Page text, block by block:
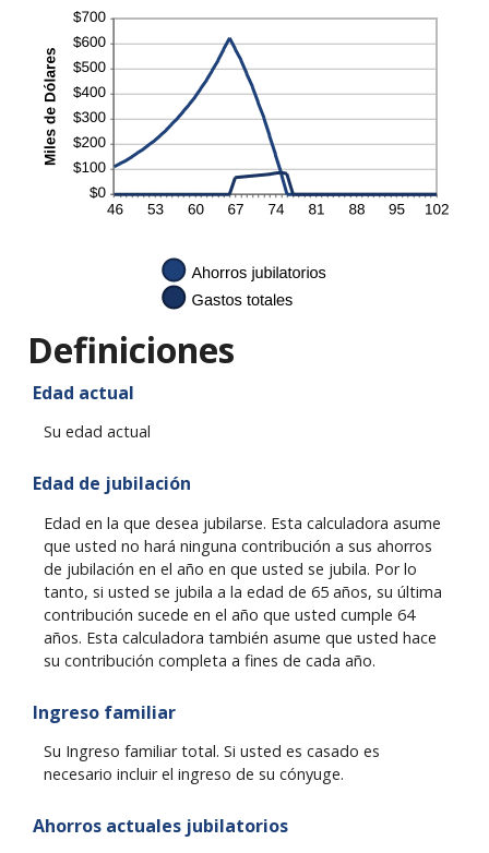
Definiciones
Edad actual
Su edad actual
Edad de jubilación
Edad en la que desea jubilarse. Esta calculadora asume
que usted no hará ninguna contribución a sus ahorros
de jubilación en el año en que usted se jubila. Por lo
tanto, si usted se jubila a la edad de 65 años, su última
contribución sucede en el año que usted cumple 64
años. Esta calculadora también asume que usted hace
su contribución completa a fines de cada año.
Ingreso familiar
Su Ingreso familiar total. Si usted es casado es
necesario incluir el ingreso de su cónyuge.
Ahorros actuales jubilatorios